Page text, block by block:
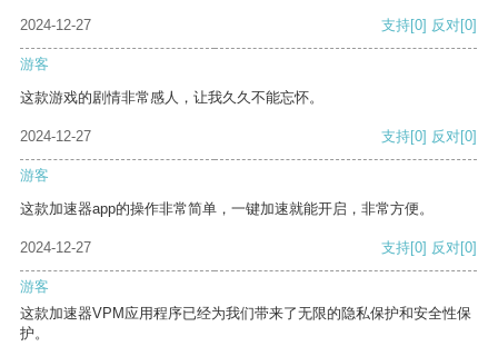
2024-12-27 支持[0] 反对[0]
游客
这款游戏的剧情非常感人，让我久久不能忘怀。
2024-12-27 支持[0] 反对[0]
游客
这款加速器app的操作非常简单，一键加速就能开启，非常方便。
2024-12-27 支持[0] 反对[0]
游客
这款加速器VPM应用程序已经为我们带来了无限的隐私保护和安全性保
护。